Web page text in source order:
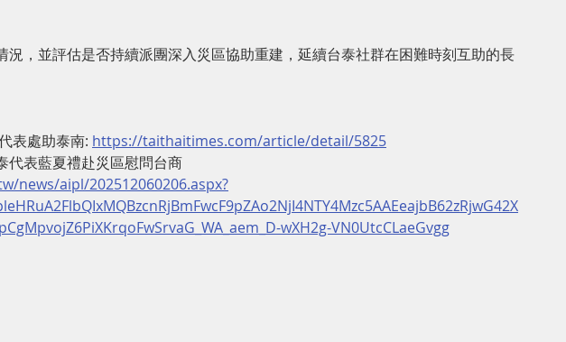
況，並評估是否持續派團深入災區協助重建，延續台泰社群在困難時刻互助的長
表處助泰南: https://taithaitimes.com/article/detail/5825
代表藍夏禮赴災區慰問台商
news/aipl/202512060206.aspx?
wXH2g-VN0UtcCLaeGvgg